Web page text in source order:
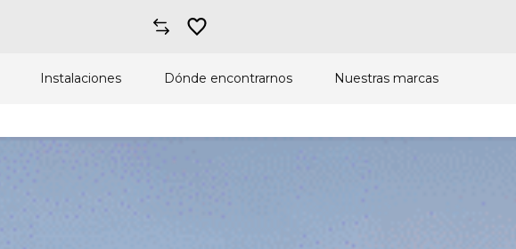
Instalaciones Dónde encontrarnos Nuestras marcas